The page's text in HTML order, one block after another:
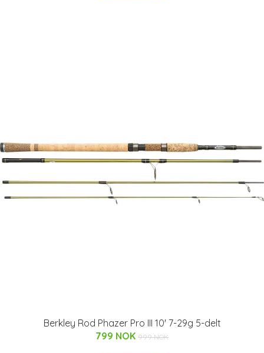
Berkley Rod Phazer Pro III 10' 7-29g 5-delt
799 NOK 999 NOK